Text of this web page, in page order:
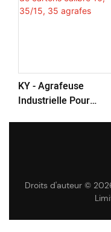
KY - Agrafeuse
Industrielle Pour
Droits d'auteur ©